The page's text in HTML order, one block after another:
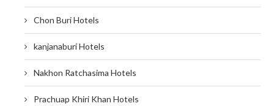
Chon Buri Hotels
kanjanaburi Hotels
Nakhon Ratchasima Hotels
Prachuap Khiri Khan Hotels